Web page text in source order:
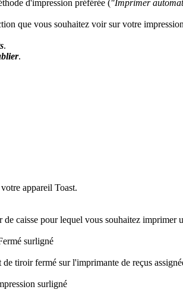
d'impression préférée ("Imprimer
que vous souhaitez voir sur votre
.
.
appareil Toast.
de caisse pour lequel vous souhaitez imprimer
tiroir fermé sur l'imprimante de reçus